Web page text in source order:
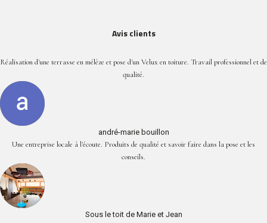
Avis clients
Réalisation d'une terrasse en mélèze et pose d'un Velux en toiture. Travail professionnel et de
qualité.
andré-marie bouillon
Une entreprise locale à l'écoute. Produits de qualité et savoir faire dans la pose et les
conseils.
Sous le toit de Marie et Jean